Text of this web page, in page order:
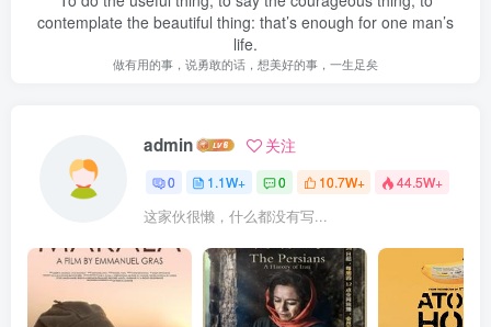
contemplate the beautiful thing: that’s enough for one man’s
life.
做有用的事，说勇敢的话，想美好的事，一生足矣
admin 关注
0 1.1W+ 0 10.7W+ 44.5W+
这家伙很懒，什么都没有写...